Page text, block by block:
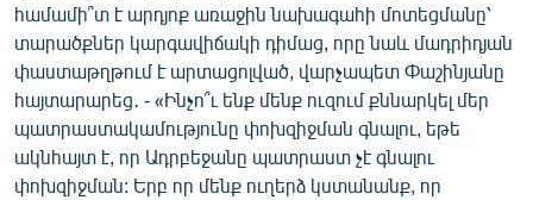
ՓՈԴՔԱՍԹ
Հայերեն
English
Русский
համամի՞տ է արդյոք առաջին նախագահի մոտեցմանը՝
տարածքներ կարգավիճակի դիմաց, որը նաև մադրիդյան
փաստաթղթում է արտացոլված, վարչապետ Փաշինյանը
հայտարարեց․ - «Ինչո՞ւ ենք մենք ուզում քննարկել մեր
պատրաստակամությունը փոխզիջման գնալու, եթե
ակնհայտ է, որ Ադրբեջանը պատրաստ չէ գնալու
փոխզիջման: Երբ որ մենք ուղերձ կստանանք, որ